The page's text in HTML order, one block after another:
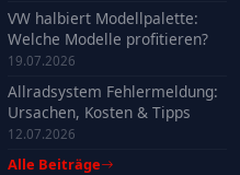
VW halbiert Modellpalette:
Welche Modelle profitieren?
19.07.2026
Allradsystem Fehlermeldung:
Ursachen, Kosten & Tipps
12.07.2026
Alle Beiträge